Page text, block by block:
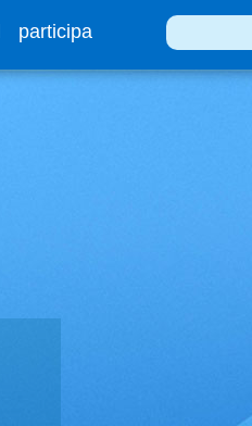
participa
Buscar